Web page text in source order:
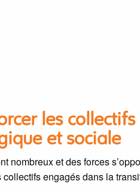
les
et sociale
nombreux et des forces
engagés dans la